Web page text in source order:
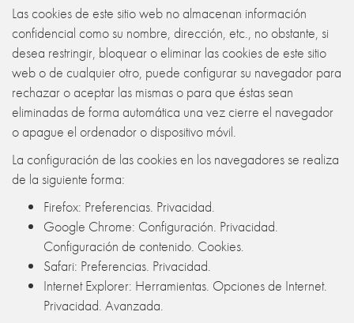
Las cookies de este sitio web no almacenan información
confidencial como su nombre, dirección, etc., no obstante, si
desea restringir, bloquear o eliminar las cookies de este sitio
web o de cualquier otro, puede configurar su navegador para
rechazar o aceptar las mismas o para que éstas sean
eliminadas de forma automática una vez cierre el navegador
o apague el ordenador o dispositivo móvil.
La configuración de las cookies en los navegadores se realiza
de la siguiente forma:
Firefox: Preferencias. Privacidad.
Google Chrome: Configuración. Privacidad.
Configuración de contenido. Cookies.
Safari: Preferencias. Privacidad.
Internet Explorer: Herramientas. Opciones de Internet.
Privacidad. Avanzada.